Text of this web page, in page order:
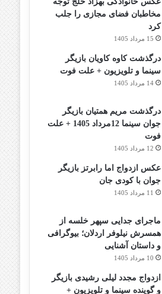
مخاطبان فضای مجازی را جلب
کرد
15 مرداد 1405
درگذشت کاوه کاویان بازیگر
سینما و تلویزیون + علت فوت
14 مرداد 1405
درگذشت مریم همتیان بازیگر
جوان سینما 12مرداد 1405 + علت
فوت
12 مرداد 1405
عکس ازدواج اما رابرتز بازیگر
جوان با کودی جان
11 مرداد 1405
ماجرای جدایی سپهر خلسه از
همسرش نیلوفر اردلان؛ بیوگرافی
و داستان آشنایی
10 مرداد 1405
ازدواج مجدد لیلی رشیدی بازیگر
و گوینده سینما و تلویزیون +